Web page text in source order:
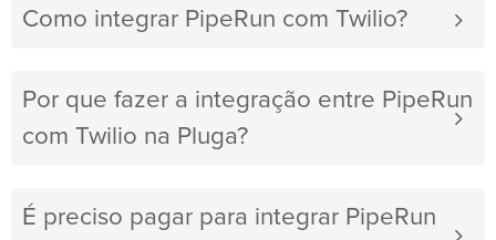
Como integrar PipeRun com Twilio?
Por que fazer a integração entre PipeRun
com Twilio na Pluga?
É preciso pagar para integrar PipeRun